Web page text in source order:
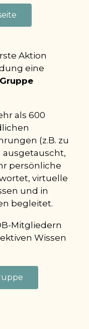
Aktion
eine
als 600
(z.B. zu
ausgetauscht,
persönliche
virtuelle
und in
begleitet.
Mitgliedern
Wissen